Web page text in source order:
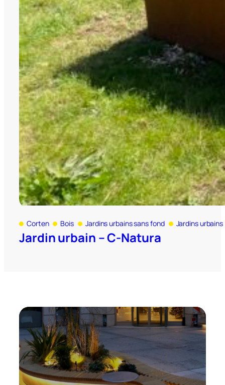
Corten Bois Jardins urbains sans fond Jardins urbains
Jardin urbain – C-Natura